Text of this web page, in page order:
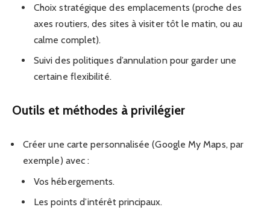
Choix stratégique des emplacements (proche des
axes routiers, des sites à visiter tôt le matin, ou au
calme complet).
Suivi des politiques d’annulation pour garder une
certaine flexibilité.
Outils et méthodes à privilégier
Créer une carte personnalisée (Google My Maps, par
exemple) avec :
Vos hébergements.
Les points d’intérêt principaux.